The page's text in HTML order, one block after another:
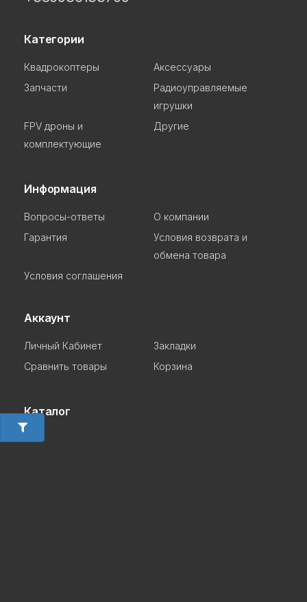
Категории
Квадрокоптеры
Аксессуары
Запчасти
Радиоуправляемые
игрушки
FPV дроны и
комплектующие
Другие
Информация
Вопросы-ответы
О компании
Гарантия
Условия возврата и
обмена товара
Условия соглашения
Аккаунт
Личный Кабинет
Закладки
Сравнить товары
Корзина
Каталог